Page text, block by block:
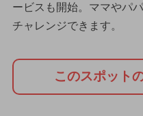
ービスも開始。ママやパ
チャレンジできます。
このスポット